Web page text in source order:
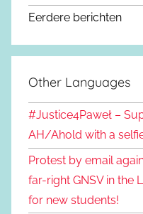
Eerdere berichten
Other Languages
#Justice4Paweł –
AH/Ahold with a
Protest by email
far-right GNSV in the
for new students!